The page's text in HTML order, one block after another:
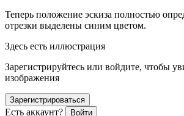
Теперь положение эскиза полностью
отрезки выделены синим цветом.
Здесь есть иллюстрация
Зарегистрируйтесь или войдите, чтобы
изображения
Зарегистрироваться
Есть аккаунт? Войти